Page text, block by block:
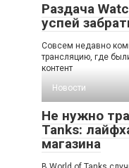
Раздача
успей
Совсем недавно
трансляцию, где
контент
Новости
Не нужно
Tanks:
магазина